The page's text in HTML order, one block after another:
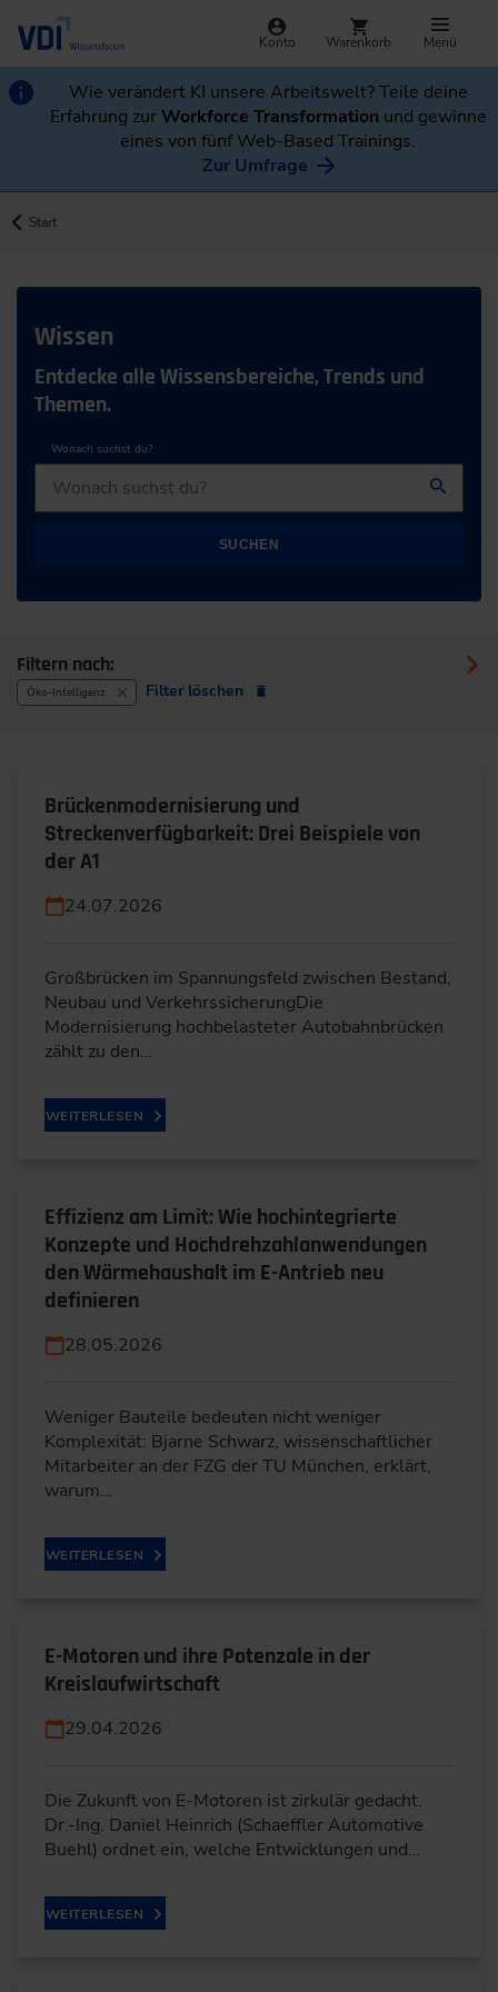
Konto Warenkorb Menü
Wie verändert KI unsere Arbeitswelt? Teile deine
Erfahrung zurWorkforce Transformation und gewinne
eines von fünf Web-Based Trainings.
Zur Umfrage
Start
Wissen
Entdecke alle Wissensbereiche, Trends und
Themen.
Wonach suchst du?
SUCHEN
Filtern nach:
Öko-Intelligenz Filter löschen
Brückenmodernisierung und
Streckenverfügbarkeit: Drei Beispiele von
der A1
24.07.2026
Großbrücken im Spannungsfeld zwischen Bestand,
Neubau und VerkehrssicherungDie
Modernisierung hochbelasteter Autobahnbrücken
zählt zu den…
WEITERLESEN
Effizienz am Limit: Wie hochintegrierte
Konzepte und Hochdrehzahlanwendungen
den Wärmehaushalt im E-Antrieb neu
definieren
28.05.2026
Weniger Bauteile bedeuten nicht weniger
Komplexität: Bjarne Schwarz, wissenschaftlicher
Mitarbeiter an der FZG der TU München, erklärt,
warum…
WEITERLESEN
E-Motoren und ihre Potenzale in der
Kreislaufwirtschaft
29.04.2026
Die Zukunft von E-Motoren ist zirkulär gedacht.
Dr.-Ing. Daniel Heinrich (Schaeffler Automotive
Buehl) ordnet ein, welche Entwicklungen und…
WEITERLESEN